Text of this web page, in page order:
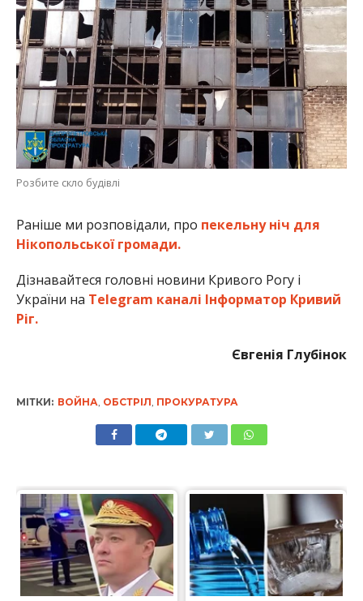
Розбите скло будівлі
Раніше ми розповідали, про пекельну ніч для
Нікопольської громади.
Дізнавайтеся головні новини Кривого Рогу і
України на Telegram каналі Інформатор Кривий
Ріг.
Євгенія Глубінок
МІТКИ: ВОЙНА ОБСТРІЛ ПРОКУРАТУРА